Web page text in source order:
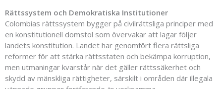
Rättssystem och Demokratiska Institutioner
Colombias rättssystem bygger på civilrättsliga principer med
en konstitutionell domstol som övervakar att lagar följer
landets konstitution. Landet har genomfört flera rättsliga
reformer för att stärka rättsstaten och bekämpa korruption,
men utmaningar kvarstår när det gäller rättssäkerhet och
skydd av mänskliga rättigheter, särskilt i områden där illegala